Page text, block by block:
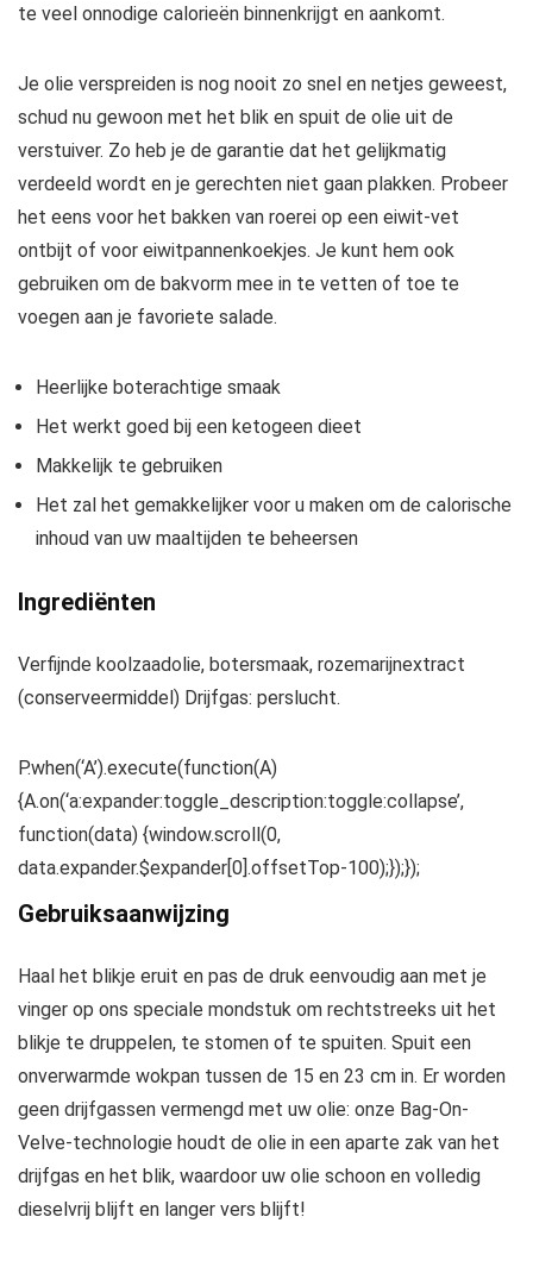
te veel onnodige calorieën binnenkrijgt en aankomt.
Je olie verspreiden is nog nooit zo snel en netjes geweest,
schud nu gewoon met het blik en spuit de olie uit de
verstuiver. Zo heb je de garantie dat het gelijkmatig
verdeeld wordt en je gerechten niet gaan plakken. Probeer
het eens voor het bakken van roerei op een eiwit-vet
ontbijt of voor eiwitpannenkoekjes. Je kunt hem ook
gebruiken om de bakvorm mee in te vetten of toe te
voegen aan je favoriete salade.
Heerlijke boterachtige smaak
Het werkt goed bij een ketogeen dieet
Makkelijk te gebruiken
Het zal het gemakkelijker voor u maken om de calorische
inhoud van uw maaltijden te beheersen
Ingrediënten
Verfijnde koolzaadolie, botersmaak, rozemarijnextract
(conserveermiddel) Drijfgas: perslucht.
P.when(‘A’).execute(function(A)
{A.on(‘a:expander:toggle_description:toggle:collapse’,
function(data) {window.scroll(0,
data.expander.$expander[0].offsetTop-100);});});
Gebruiksaanwijzing
Haal het blikje eruit en pas de druk eenvoudig aan met je
vinger op ons speciale mondstuk om rechtstreeks uit het
blikje te druppelen, te stomen of te spuiten. Spuit een
onverwarmde wokpan tussen de 15 en 23 cm in. Er worden
geen drijfgassen vermengd met uw olie: onze Bag-On-
Velve-technologie houdt de olie in een aparte zak van het
drijfgas en het blik, waardoor uw olie schoon en volledig
dieselvrij blijft en langer vers blijft!